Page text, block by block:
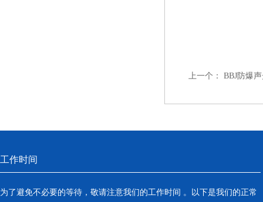
上一个： BBJ防爆
工作时间
为了避免不必要的等待，敬请注意我们的工作时间 。以下是我们的正常